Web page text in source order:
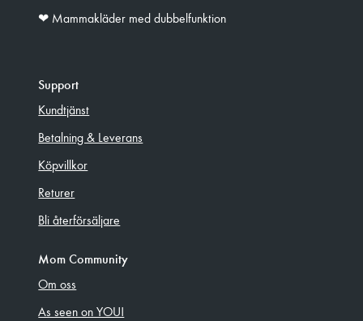
❤︎ Mammakläder med dubbelfunktion
Support
Kundtjänst
Betalning & Leverans
Köpvillkor
Returer
Bli återförsäljare
Mom Community
Om oss
As seen on YOU!